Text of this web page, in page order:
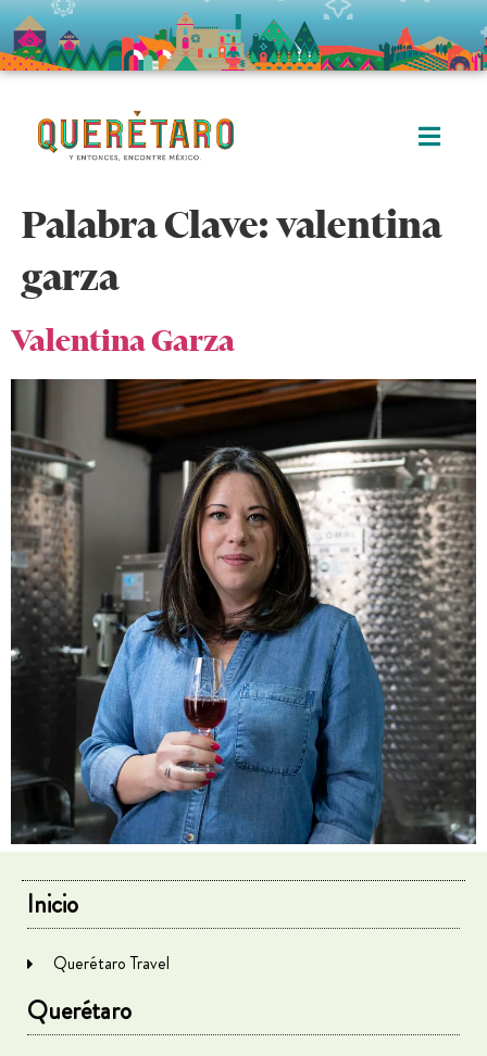
Palabra Clave:valentina
garza
Valentina Garza
Inicio
Querétaro Travel
Querétaro